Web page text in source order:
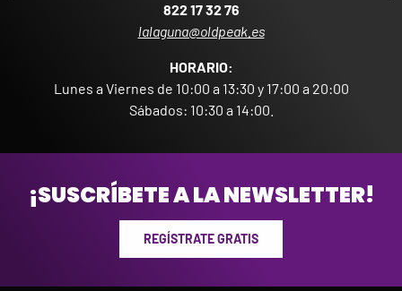
822 17 32 76
lalaguna@oldpeak.es
HORARIO:
Lunes a Viernes de 10:00 a 13:30 y 17:00 a 20:00
Sábados: 10:30 a 14:00.
¡SUSCRÍBETE A LA NEWSLETTER!
REGÍSTRATE GRATIS